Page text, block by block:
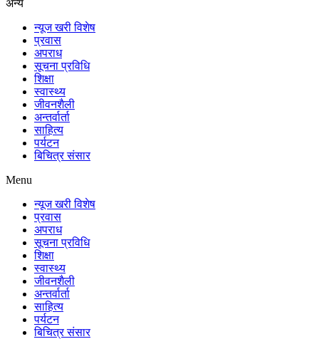
अन्य
न्यूज खरी विशेष
प्रवास
अपराध
सूचना प्रविधि
शिक्षा
स्वास्थ्य
जीवनशैली
अन्तर्वार्ता
साहित्य
पर्यटन
बिचित्र संसार
Menu
न्यूज खरी विशेष
प्रवास
अपराध
सूचना प्रविधि
शिक्षा
स्वास्थ्य
जीवनशैली
अन्तर्वार्ता
साहित्य
पर्यटन
बिचित्र संसार